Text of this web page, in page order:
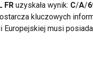
FR uzyskała wynik: C/A/
kluczowych
Europejskiej musi